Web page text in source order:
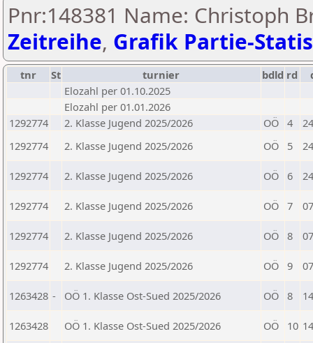
Pnr:148381 Name: Christoph
Zeitreihe, Grafik Partie-
tnr St turnier bdld rd
Elozahl per 01.10.2025
Elozahl per 01.01.2026
1292774
2. Klasse Jugend 2025/2026 OÖ 4
1292774
2. Klasse Jugend 2025/2026 OÖ 5
1292774 2. Klasse Jugend 2025/2026 OÖ 6
1292774 2. Klasse Jugend 2025/2026 OÖ 7
1292774 2. Klasse Jugend 2025/2026 OÖ 8
1292774 2. Klasse Jugend 2025/2026 OÖ 9
1263428 - OÖ 1. Klasse Ost-Sued 2025/2026 OÖ 8
1263428 OÖ 1. Klasse Ost-Sued 2025/2026 OÖ 10